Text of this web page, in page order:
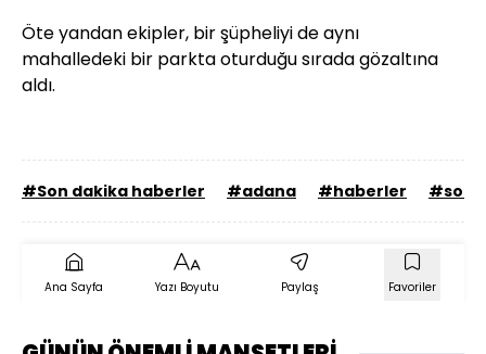
Öte yandan ekipler, bir şüpheliyi de aynı
mahalledeki bir parkta oturduğu sırada gözaltına
aldı.
#Son dakika haberler #adana #haberler #son
Ana Sayfa Yazı Boyutu Paylaş Favoriler